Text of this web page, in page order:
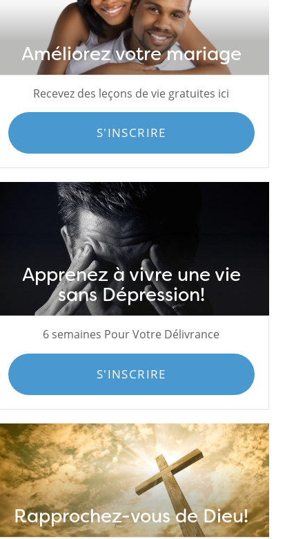
Améliorez votre mariage
Recevez des leçons de vie gratuites ici
S'INSCRIRE
Apprenez à vivre une vie
sans Dépression!
6 semaines Pour Votre Délivrance
S'INSCRIRE
Rapprochez-vous de Dieu!